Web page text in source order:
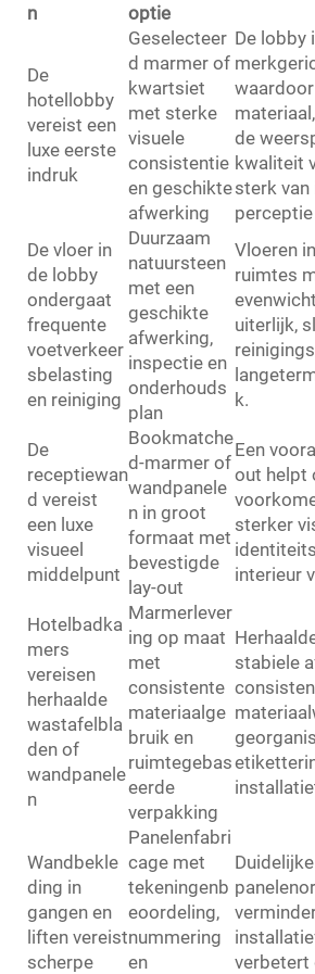
n
optie
De
hotellobby
vereist een
luxe eerste
indruk
Geselecteer
d marmer of
kwartsiet
met sterke
visuele
consistentie
en geschikte
afwerking
De lobby
de
kwaliteit
sterk van
De vloer in
de lobby
ondergaat
frequente
voetverkeer
sbelasting
en reiniging
Duurzaam
natuursteen
met een
geschikte
afwerking,
inspectie en
onderhouds
plan
Vloeren
ruimtes
uiterlijk,
k.
De
receptiewan
d vereist
een luxe
visueel
middelpunt
Bookmatche
d-marmer of
wandpanele
n in groot
formaat met
bevestigde
lay-out
Een
out helpt
sterker
interieur
Hotelbadka
mers
vereisen
herhaalde
wastafelbla
den of
wandpanele
n
Marmerlever
ing op maat
met
consistente
materiaalge
bruik en
ruimtegebas
eerde
verpakking
stabiele
Wandbekle
ding in
gangen en
liften vereist
scherpe
Panelenfabri
cage met
tekeningenb
eoordeling,
nummering
en
Duidelijke
verbetert